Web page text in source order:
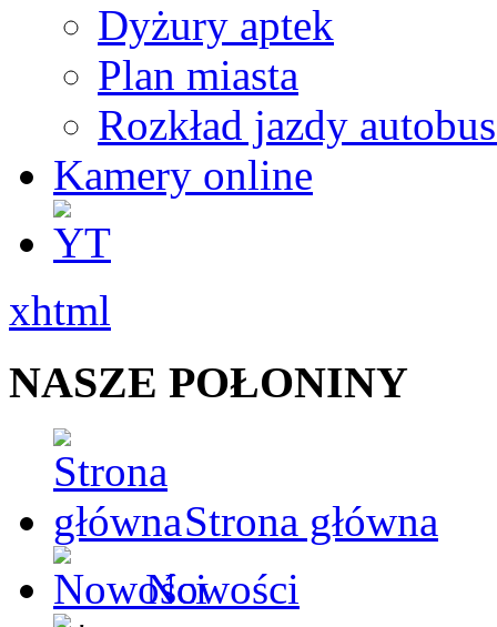
Dyżury aptek
Plan miasta
Rozkład jazdy
Kamery online
xhtml
NASZE POŁONINY
Strona główna
Nowości